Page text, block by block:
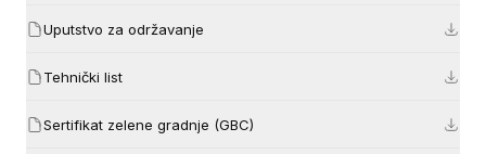
Uputstvo za održavanje
Tehnički list
Sertifikat zelene gradnje (GBC)